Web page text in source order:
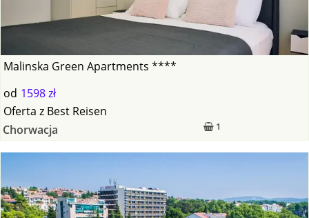
Malinska Green Apartments ****
od 1598 zł
1
Oferta z Best Reisen
Chorwacja